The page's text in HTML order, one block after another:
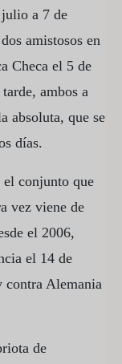
julio a 7 de
amistosos en
Checa el 5 de
ambos a
absoluta, que se
días.
conjunto que
vez viene de
el 2006,
el 14 de
contra Alemania
de